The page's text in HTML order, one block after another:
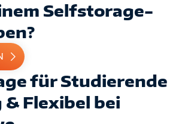
Selfstorage-
für Studierende
& Flexibel bei